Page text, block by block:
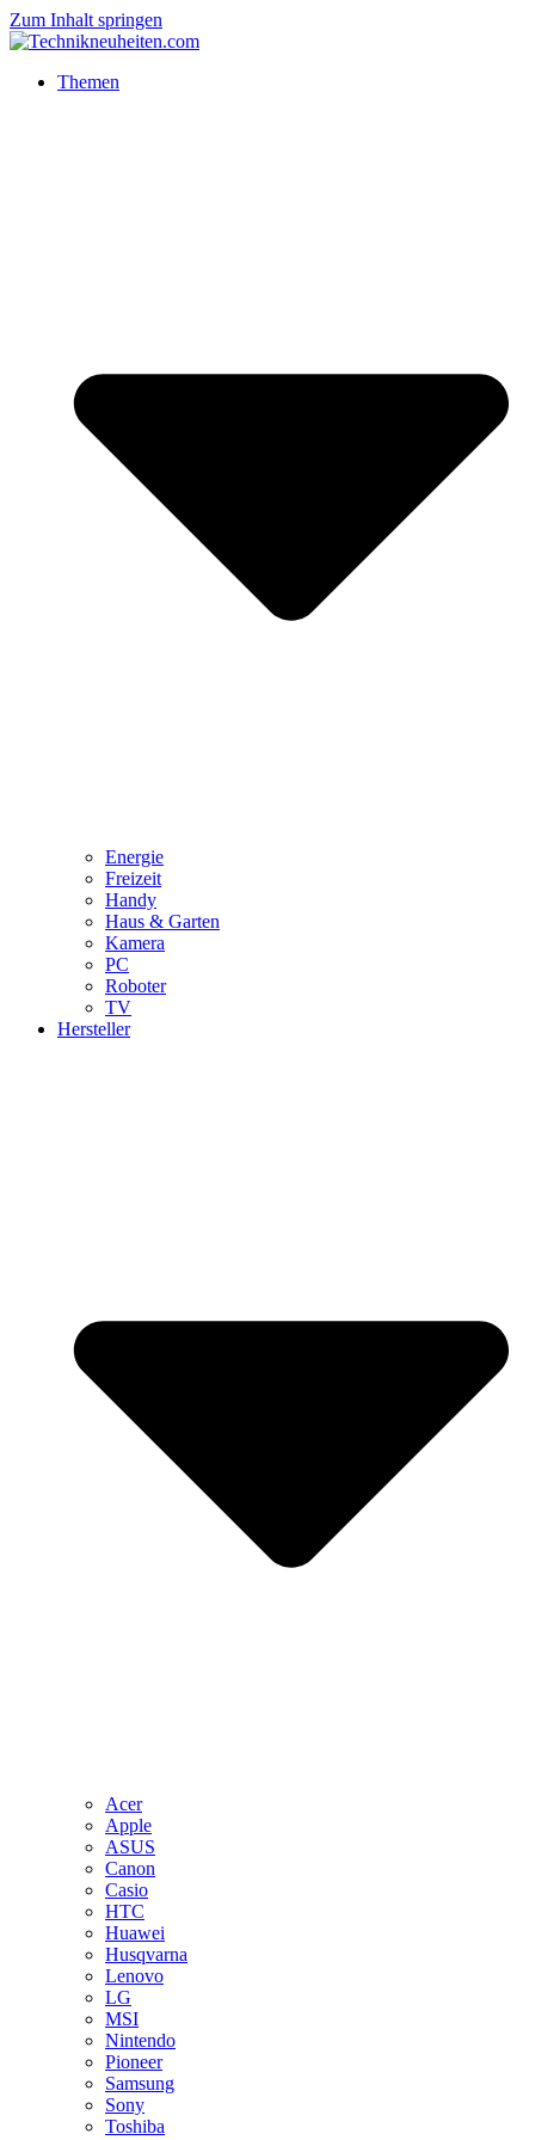
Zum Inhalt springen
Themen
Energie
Freizeit
Handy
Haus & Garten
Kamera
PC
Roboter
TV
Hersteller
Acer
Apple
ASUS
Canon
Casio
HTC
Huawei
Husqvarna
Lenovo
LG
MSI
Nintendo
Pioneer
Samsung
Sony
Toshiba